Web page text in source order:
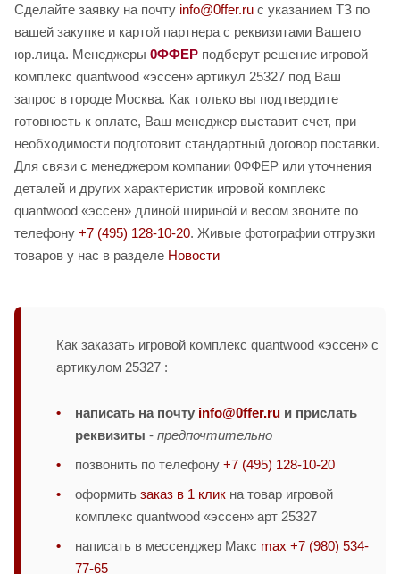
Сделайте заявку на почту info@0ffer.ru с указанием ТЗ по
вашей закупке и картой партнера с реквизитами Вашего
юр.лица. Менеджеры 0ФФЕР подберут решение игровой
комплекс quantwood «эссен» артикул 25327 под Ваш
запрос в городе Москва. Как только вы подтвердите
готовность к оплате, Ваш менеджер выставит счет, при
необходимости подготовит стандартный договор поставки.
Для связи с менеджером компании 0ФФЕР или уточнения
деталей и других характеристик игровой комплекс
quantwood «эссен» длиной шириной и весом звоните по
телефону +7 (495) 128-10-20. Живые фотографии отгрузки
товаров у нас в разделе Новости
Как заказать игровой комплекс quantwood «эссен» с
артикулом 25327 :
написать на почту info@0ffer.ru и прислать
реквизиты - предпочтительно
позвонить по телефону +7 (495) 128-10-20
оформить заказ в 1 клик на товар игровой
комплекс quantwood «эссен» арт 25327
написать в мессенджер Макс max +7 (980) 534-
77-65